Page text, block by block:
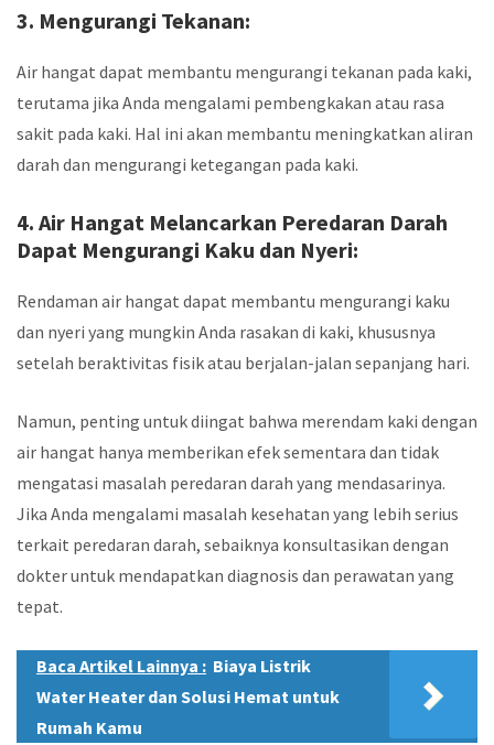
3. Mengurangi Tekanan:
Air hangat dapat membantu mengurangi tekanan pada kaki,
terutama jika Anda mengalami pembengkakan atau rasa
sakit pada kaki. Hal ini akan membantu meningkatkan aliran
darah dan mengurangi ketegangan pada kaki.
4. Air Hangat Melancarkan Peredaran Darah
Dapat Mengurangi Kaku dan Nyeri:
Rendaman air hangat dapat membantu mengurangi kaku
dan nyeri yang mungkin Anda rasakan di kaki, khususnya
setelah beraktivitas fisik atau berjalan-jalan sepanjang hari.
Namun, penting untuk diingat bahwa merendam kaki dengan
air hangat hanya memberikan efek sementara dan tidak
mengatasi masalah peredaran darah yang mendasarinya.
Jika Anda mengalami masalah kesehatan yang lebih serius
terkait peredaran darah, sebaiknya konsultasikan dengan
dokter untuk mendapatkan diagnosis dan perawatan yang
tepat.
Baca Artikel Lainnya : Biaya Listrik
Water Heater dan Solusi Hemat untuk
Rumah Kamu